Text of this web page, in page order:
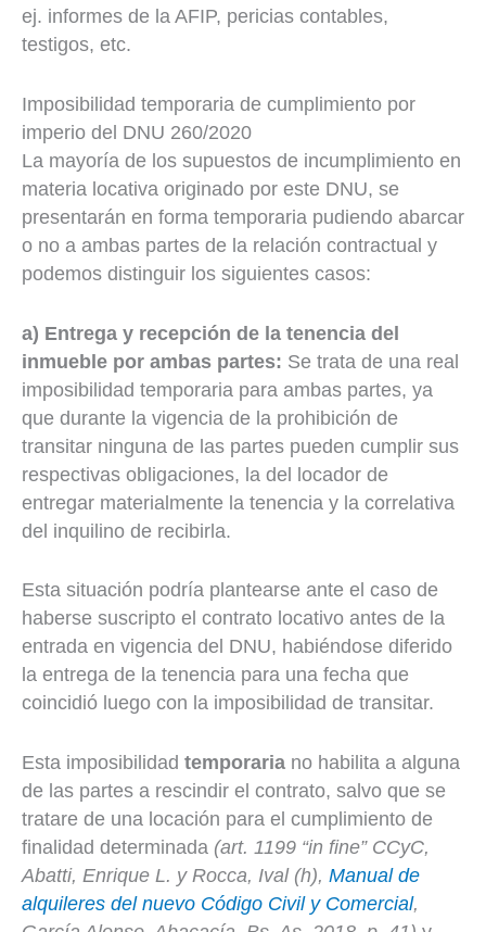
ej. informes de la AFIP, pericias contables,
testigos, etc.
Imposibilidad temporaria de cumplimiento por
imperio del DNU 260/2020
La mayoría de los supuestos de incumplimiento en
materia locativa originado por este DNU, se
presentarán en forma temporaria pudiendo abarcar
o no a ambas partes de la relación contractual y
podemos distinguir los siguientes casos:
a) Entrega y recepción de la tenencia del
inmueble por ambas partes: Se trata de una real
imposibilidad temporaria para ambas partes, ya
que durante la vigencia de la prohibición de
transitar ninguna de las partes pueden cumplir sus
respectivas obligaciones, la del locador de
entregar materialmente la tenencia y la correlativa
del inquilino de recibirla.
Esta situación podría plantearse ante el caso de
haberse suscripto el contrato locativo antes de la
entrada en vigencia del DNU, habiéndose diferido
la entrega de la tenencia para una fecha que
coincidió luego con la imposibilidad de transitar.
Esta imposibilidad temporaria no habilita a alguna
de las partes a rescindir el contrato, salvo que se
tratare de una locación para el cumplimiento de
finalidad determinada (art. 1199 “in fine” CCyC,
Abatti, Enrique L. y Rocca, Ival (h), Manual de
alquileres del nuevo Código Civil y Comercial,